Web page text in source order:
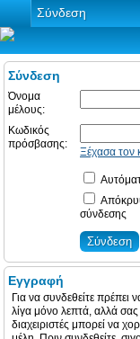
Σύνδεση
Σύνδεση
Όνομα
μέλους:
Κωδικός
πρόσβασης:
Ξέχασα τον
σύνδεσης
Εγγραφή
Για να συνδεθείτε πρέπει
λίγα μόνο λεπτά, αλλά
διαχειριστές μπορεί να